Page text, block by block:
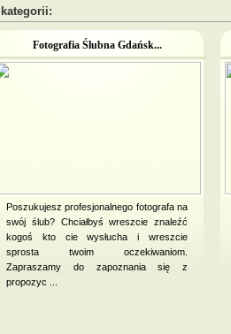
Fotografia Ślubna Gdańsk...
Poszukujesz profesjonalnego fotografa na
swój ślub? Chciałbyś wreszcie znaleźć
kogoś kto cie wysłucha i wreszcie
sprosta twoim oczekiwaniom.
Zapraszamy do zapoznania się z
propozyc ...